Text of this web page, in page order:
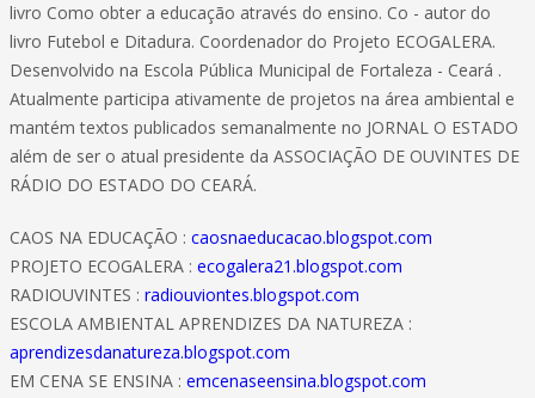
livro Como obter a educação através do ensino. Co - autor do
livro Futebol e Ditadura. Coordenador do Projeto ECOGALERA.
Desenvolvido na Escola Pública Municipal de Fortaleza - Ceará .
Atualmente participa ativamente de projetos na área ambiental e
mantém textos publicados semanalmente no JORNAL O ESTADO
além de ser o atual presidente da ASSOCIAÇÃO DE OUVINTES DE
RÁDIO DO ESTADO DO CEARÁ.
CAOS NA EDUCAÇÃO : caosnaeducacao.blogspot.com
PROJETO ECOGALERA : ecogalera21.blogspot.com
RADIOUVINTES : radiouviontes.blogspot.com
ESCOLA AMBIENTAL APRENDIZES DA NATUREZA :
aprendizesdanatureza.blogspot.com
EM CENA SE ENSINA : emcenaseensina.blogspot.com